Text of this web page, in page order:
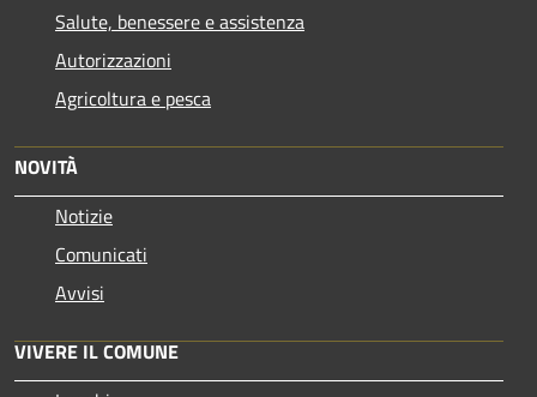
Salute, benessere e assistenza
Autorizzazioni
Agricoltura e pesca
NOVITÀ
Notizie
Comunicati
Avvisi
VIVERE IL COMUNE